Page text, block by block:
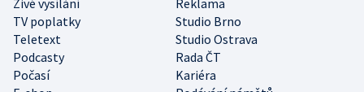
Živé vysílání
Reklama
TV poplatky
Studio Brno
Teletext
Studio Ostrava
Podcasty
Rada ČT
Počasí
Kariéra